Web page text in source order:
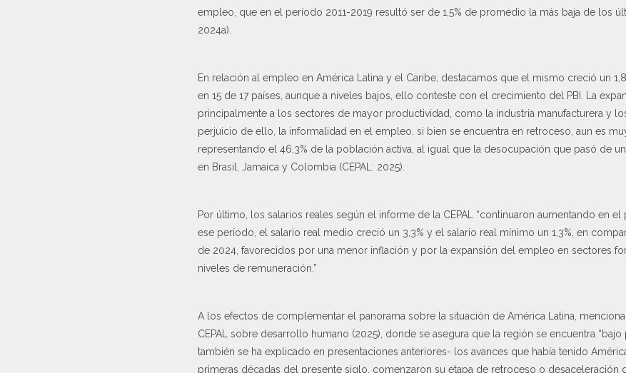
empleo, que en el período 2011-2019 resultó ser de 1,5% de promedio la más baja de los
2024a).
En relación al empleo en América Latina y el Caribe, destacamos que el mismo creció un
en 15 de 17 países, aunque a niveles bajos, ello conteste con el crecimiento del PBI. La
principalmente a los sectores de mayor productividad, como la industria manufacturera y
perjuicio de ello, la informalidad en el empleo, si bien se encuentra en retroceso, aun es
representando el 46,3% de la población activa, al igual que la desocupación que pasó de
en Brasil, Jamaica y Colombia (CEPAL: 2025).
Por último, los salarios reales según el informe de la CEPAL “continuaron aumentando en
ese período, el salario real medio creció un 3,3% y el salario real mínimo un 1,3%, en
de 2024, favorecidos por una menor inflación y por la expansión del empleo en sectores
niveles de remuneración.”
A los efectos de complementar el panorama sobre la situación de América Latina,
CEPAL sobre desarrollo humano (2025), donde se asegura que la región se encuentra
también se ha explicado en presentaciones anteriores- los avances que había tenido
primeras décadas del presente siglo, comenzaron su etapa de retroceso o desaceleración